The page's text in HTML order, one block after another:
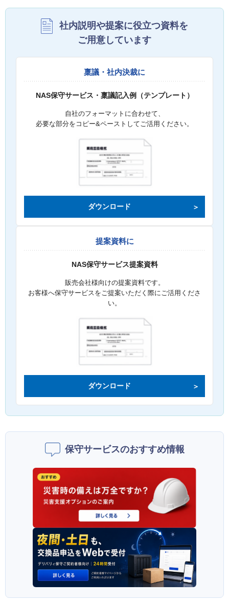
社内説明や提案に役立つ資料を
ご用意しています
稟議・社内決裁に
NAS保守サービス・稟議記入例（テンプレート）
自社のフォーマットに合わせて、
必要な部分をコピー&ペーストしてご活用ください。
ダウンロード
提案資料に
NAS保守サービス提案資料
販売会社様向けの提案資料です。
お客様へ保守サービスをご提案いただく際にご活用くださ
い。
ダウンロード
保守サービスのおすすめ情報